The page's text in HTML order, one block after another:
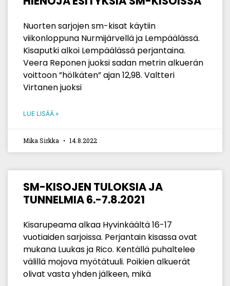
Nuorten sarjojen sm-kisat käytiin
viikonloppuna Nurmijärvellä ja Lempäälässä.
Kisaputki alkoi Lempäälässä perjantaina.
Veera Reponen juoksi sadan metrin alkuerän
voittoon ”hölkäten” ajan 12,98. Valtteri
Virtanen juoksi
LUE LISÄÄ »
Mika Sirkka 14.8.2022
SM-KISOJEN TULOKSIA JA
TUNNELMIA 6.-7.8.2021
Kisarupeama alkaa Hyvinkäältä 16-17
vuotiaiden sarjoissa. Perjantain kisassa ovat
mukana Luukas ja Rico. Kentällä puhaltelee
välillä mojova myötätuuli. Poikien alkuerät
olivat vasta yhden jälkeen, mikä